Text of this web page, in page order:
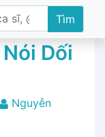
Tìm
Dối
Nguyễn